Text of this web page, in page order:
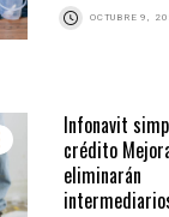
OCTUBRE 9,
Infonavit
crédito
eliminarán